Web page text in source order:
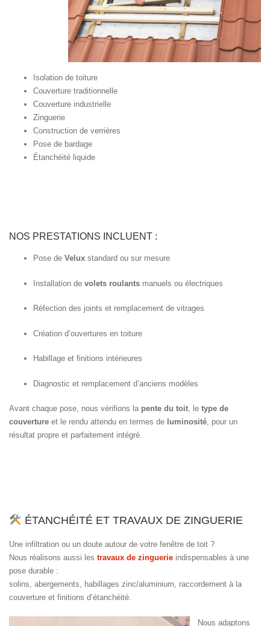
Isolation de toiture
Couverture traditionnelle
Couverture industrielle
Zinguerie
Construction de verrières
Pose de bardage
Étanchéité liquide
NOS PRESTATIONS INCLUENT :
Pose de Velux standard ou sur mesure
Installation de volets roulants manuels ou électriques
Réfection des joints et remplacement de vitrages
Création d’ouvertures en toiture
Habillage et finitions intérieures
Diagnostic et remplacement d’anciens modèles
Avant chaque pose, nous vérifions la pente du toit, le type de
couverture et le rendu attendu en termes de luminosité, pour un
résultat propre et parfaitement intégré.
ÉTANCHÉITÉ ET TRAVAUX DE ZINGUERIE
Une infiltration ou un doute autour de votre fenêtre de toit ?
Nous réalisons aussi les travaux de zinguerie indispensables à une
pose durable :
solins, abergements, habillages zinc/aluminium, raccordement à la
couverture et finitions d’étanchéité.
Nous adaptons